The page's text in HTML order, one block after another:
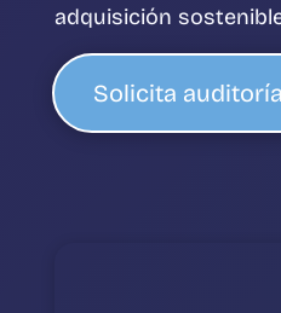
adquisición
Solicita